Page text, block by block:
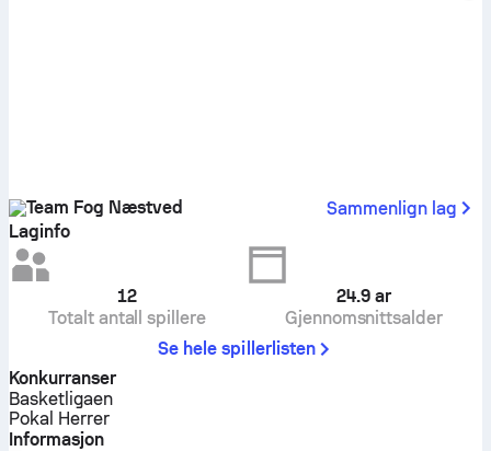
Team Fog Næstved
Sammenlign lag
Laginfo
12
Totalt antall spillere
24.9 ar
Gjennomsnittsalder
Se hele spillerlisten
Konkurranser
Basketligaen
Pokal Herrer
Informasjon